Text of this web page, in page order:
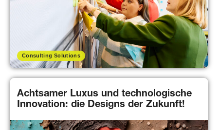
Consulting Solutions
Achtsamer Luxus und technologische
Innovation: die Designs der Zukunft!